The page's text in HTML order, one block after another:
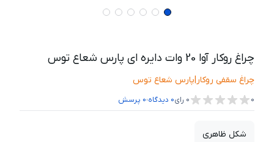
چراغ روکار آوا 20 وات دایره ای پارس شعاع توس
چراغ سقفی روکار|پارس شعاع توس
0
0 رای0 دیدگاه،0 پرسش
شکل ظاهری